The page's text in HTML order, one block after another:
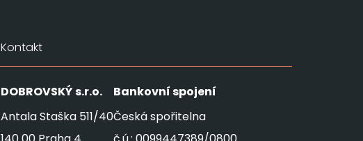
Kontakt
DOBROVSKÝs.r.o.
Antala Staška 511/40
Bankovní spojení
Česká spořitelna